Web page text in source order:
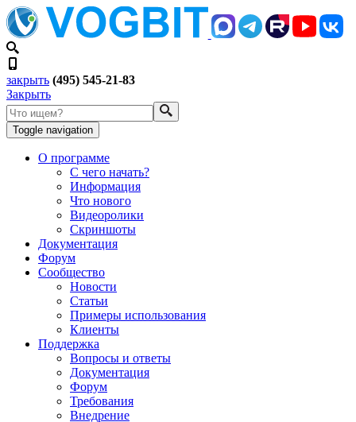
закрыть (495) 545-21-83
Закрыть
Toggle navigation
О программе
С чего начать?
Информация
Что нового
Видеоролики
Скриншоты
Документация
Форум
Сообщество
Новости
Статьи
Примеры использования
Клиенты
Поддержка
Вопросы и ответы
Документация
Форум
Требования
Внедрение